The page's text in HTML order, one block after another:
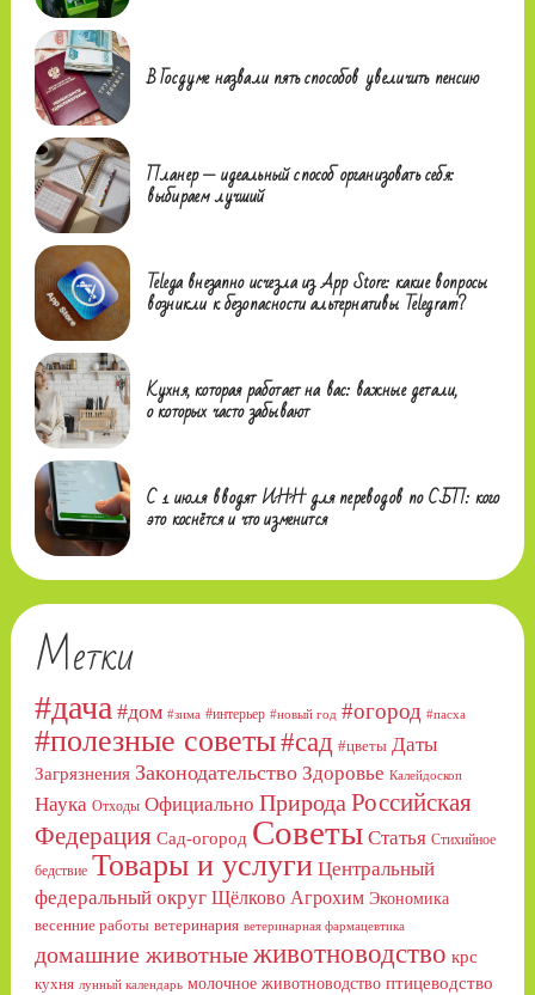
В Госдуме назвали пять способов увеличить пенсию
Планер — идеальный способ организовать себя:
выбираем лучший
Telega внезапно исчезла из App Store: какие вопросы
возникли к безопасности альтернативы Telegram?
Кухня, которая работает на вас: важные детали,
о которых часто забывают
С 1 июля вводят ИНН для переводов по СБП: кого
это коснётся и что изменится
Метки
#дача #дом #зима #интерьер #новый год #огород #пасха
#полезные советы#сад #цветы Даты
Загрязнения Законодательство Здоровье Калейдоскоп
Наука Отходы Официально Природа Российская
Федерация Сад-огород Советы Статья Стихийное
бедствие Товары и услуги Центральный
федеральный округ Щёлково Агрохим Экономика
весенние работы ветеринария ветеринарная фармацевтика
домашние животныеживотноводство крс
кухня лунный календарь молочное животноводство птицеводство